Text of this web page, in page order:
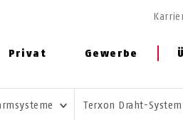
Privat Gewerbe
Terxon Draht-System